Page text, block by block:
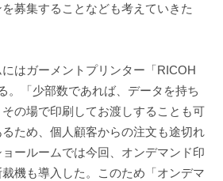
募集することなども考えていきた
はガーメントプリンター「RICOH
。「少部数であれば、データを持ち
の場で印刷してお渡しすることも可
ため、個人顧客からの注文も途切れ
ールームでは今回、オンデマンド印
機も導入した。このため「オンデマ